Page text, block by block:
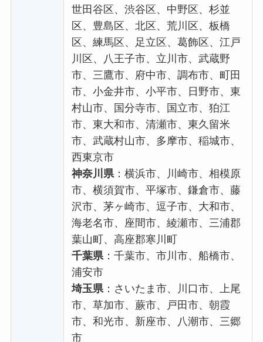
世田谷区、渋谷区、中野区、杉並
区、豊島区、北区、荒川区、板橋
区、練馬区、足立区、葛飾区、江戸
川区、八王子市、立川市、武蔵野
市、三鷹市、府中市、調布市、町田
市、小金井市、小平市、日野市、東
村山市、国分寺市、国立市、狛江
市、東大和市、清瀬市、東久留米
市、武蔵村山市、多摩市、稲城市、
西東京市
神奈川県：横浜市、川崎市、相模原
市、横須賀市、平塚市、鎌倉市、藤
沢市、茅ヶ崎市、逗子市、大和市、
海老名市、座間市、綾瀬市、三浦郡
葉山町、高座郡寒川町
千葉県：千葉市、市川市、船橋市、
浦安市
埼玉県：さいたま市、川口市、上尾
市、草加市、蕨市、戸田市、朝霞
市、和光市、新座市、八潮市、三郷
市